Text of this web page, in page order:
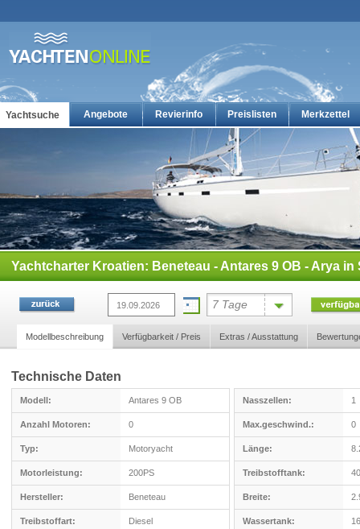
Yachtsuche Angebote Revierinfo Preislisten Merkzettel
Die günstigsten Charteryachten auf yachten-online
Yachtcharter Kroatien: Beneteau - Antares 9 OB - Arya
7 Tage
Modellbeschreibung Verfügbarkeit / Preis Extras / Ausstattung
Technische Daten
Modell: Antares 9 OB
Anzahl Motoren: 0
Typ: Motoryacht
Motorleistung: 200PS
Hersteller: Beneteau
Treibstoffart: Diesel
Nasszellen: 1
Max.geschwind.: 0
Länge:
Treibstofftank:
Breite:
Wassertank: